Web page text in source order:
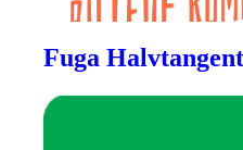
Fuga